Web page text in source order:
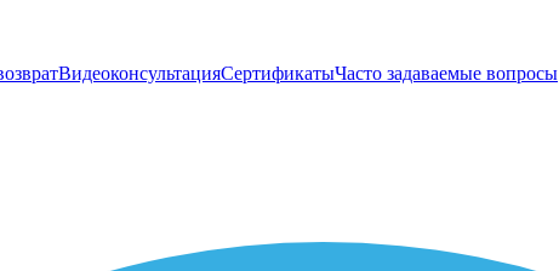
ВидеоконсультацияСертификатыЧасто задаваемые вопросы